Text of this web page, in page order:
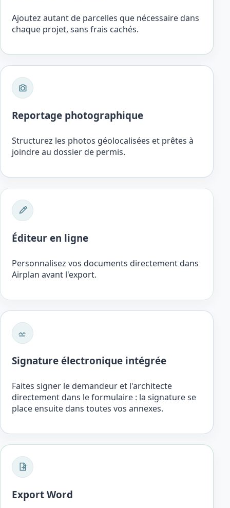
Ajoutez autant de parcelles que nécessaire dans
chaque projet, sans frais cachés.
Reportage photographique
Structurez les photos géolocalisées et prêtes à
joindre au dossier de permis.
Éditeur en ligne
Personnalisez vos documents directement dans
Airplan avant l'export.
Signature électronique intégrée
Faites signer le demandeur et l'architecte
directement dans le formulaire : la signature se
place ensuite dans toutes vos annexes.
Export Word